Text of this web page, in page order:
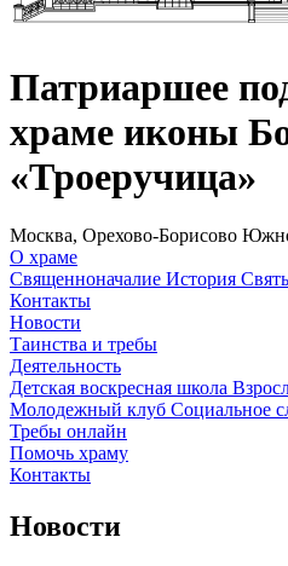
Патриаршее
храме иконы
«Троеручица»
Москва, Орехово-Борисово
О храме
Священноначалие История
Контакты
Новости
Таинства и требы
Деятельность
Детская воскресная школа
Молодежный клуб Социальное
Требы онлайн
Помочь храму
Контакты
Новости